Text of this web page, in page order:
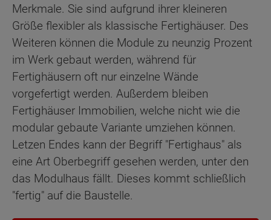
Merkmale. Sie sind aufgrund ihrer kleineren
Größe flexibler als klassische Fertighäuser. Des
Weiteren können die Module zu neunzig Prozent
im Werk gebaut werden, während für
Fertighäusern oft nur einzelne Wände
vorgefertigt werden. Außerdem bleiben
Fertighäuser Immobilien, welche nicht wie die
modular gebaute Variante umziehen können.
Letzen Endes kann der Begriff "Fertighaus" als
eine Art Oberbegriff gesehen werden, unter den
das Modulhaus fällt. Dieses kommt schließlich
"fertig" auf die Baustelle.